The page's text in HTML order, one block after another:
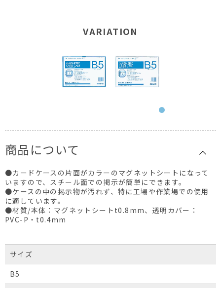
VARIATION
商品について
●カードケースの片面がカラーのマグネットシートになって
いますので、スチール面での掲示が簡単にできます。
●ケースの中の掲示物が汚れず、特に工場や作業場での使用
に適しています。
●材質/本体：マグネットシートt0.8mm、透明カバー：
PVC-P・t0.4mm
サイズ
B5